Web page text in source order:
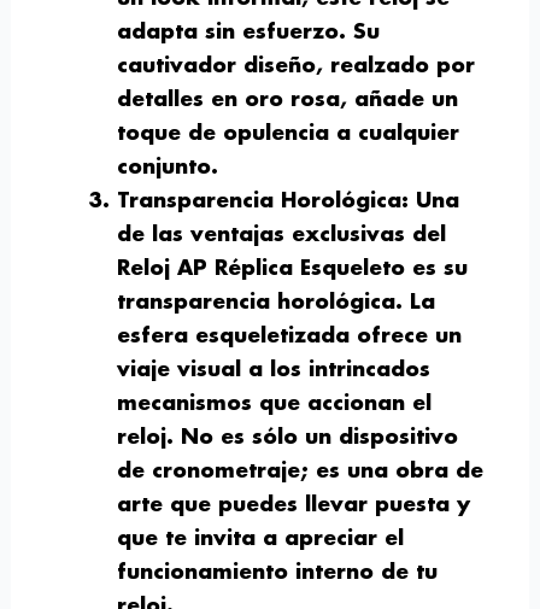
adapta sin esfuerzo. Su
cautivador diseño, realzado por
detalles en oro rosa, añade un
toque de opulencia a cualquier
conjunto.
Transparencia Horológica: Una
de las ventajas exclusivas del
Reloj AP Réplica Esqueleto es su
transparencia horológica. La
esfera esqueletizada ofrece un
viaje visual a los intrincados
mecanismos que accionan el
reloj. No es sólo un dispositivo
de cronometraje; es una obra de
arte que puedes llevar puesta y
que te invita a apreciar el
funcionamiento interno de tu